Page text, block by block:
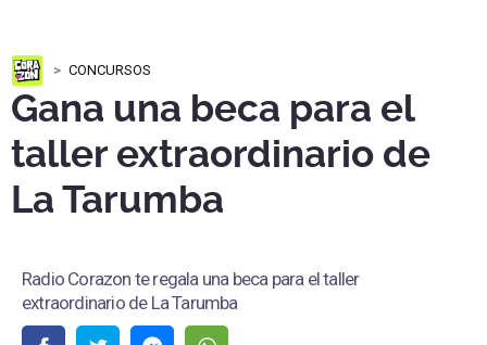
CONCURSOS
Gana una beca para el
taller extraordinario de
La Tarumba
Radio Corazon te regala una beca para el taller
extraordinario de La Tarumba